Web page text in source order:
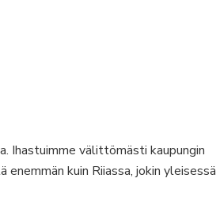
Ihastuimme välittömästi kaupungin
kuin Riiassa, jokin yleisessä